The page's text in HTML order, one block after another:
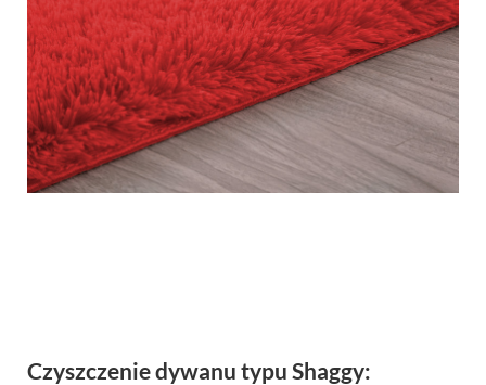
Czyszczenie dywanu typu Shaggy: